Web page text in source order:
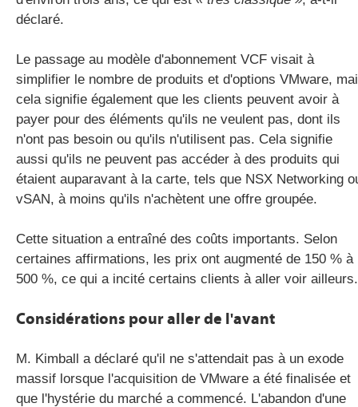
déclaré.
Le passage au modèle d'abonnement VCF visait à
simplifier le nombre de produits et d'options VMware,
cela signifie également que les clients peuvent avoir à
payer pour des éléments qu'ils ne veulent pas, dont ils
n'ont pas besoin ou qu'ils n'utilisent pas. Cela signifie
aussi qu'ils ne peuvent pas accéder à des produits qui
étaient auparavant à la carte, tels que NSX Networking
vSAN, à moins qu'ils n'achètent une offre groupée.
Cette situation a entraîné des coûts importants. Selon
certaines affirmations, les prix ont augmenté de 150 % à
500 %, ce qui a incité certains clients à aller voir ailleurs.
Considérations pour aller de l'avant
M. Kimball a déclaré qu'il ne s'attendait pas à un exode
massif lorsque l'acquisition de VMware a été finalisée et
que l'hystérie du marché a commencé. L'abandon d'une